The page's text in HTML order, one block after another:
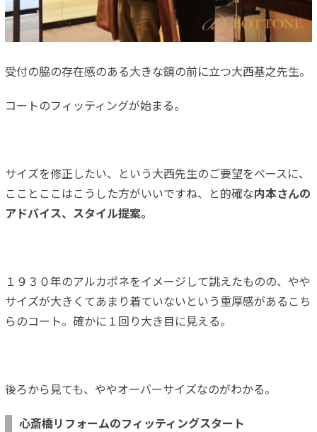
受付の脇の存在感のある大きな鏡の前に立つ大西基之先生。
コートのフィッティングが始まる。
サイズを修正したい、という大西先生のご要望をベースに、
こことここはこうした方がいいですね、と的確な 内本さんの
アドバイス、スタイル提案。
１９３０年のアルカポネをイメージして誂えたものの、やや
サイズが大きくてあまり着ていないという重厚感があるこち
らのコート。確かに１回り大き目に見える。
後ろから見ても、ややオーバーサイズなのがわかる。
心斎橋リフォームのフィッティングスタート